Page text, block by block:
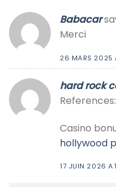
Babacar
Merci
26 MARS 2025
hard rock
References:
Casino
hollywood
17 JUIN 2026